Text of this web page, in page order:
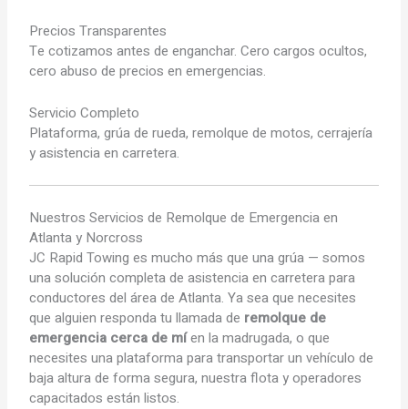
Precios Transparentes
Te cotizamos antes de enganchar. Cero cargos ocultos,
cero abuso de precios en emergencias.
Servicio Completo
Plataforma, grúa de rueda, remolque de motos, cerrajería
y asistencia en carretera.
NuestrosServicios de Remolque de Emergenciaen
Atlanta y Norcross
JC Rapid Towing es mucho más que una grúa — somos
una solución completa de asistencia en carretera para
conductores del área de Atlanta. Ya sea que necesites
que alguien responda tu llamada de remolque de
emergencia cerca de míen la madrugada, o que
necesites una plataforma para transportar un vehículo de
baja altura de forma segura, nuestra flota y operadores
capacitados están listos.